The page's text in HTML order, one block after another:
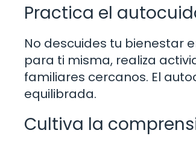
Practica el
No descuides tu bienestar
para ti misma, realiza
familiares cercanos. El
equilibrada.
Cultiva la